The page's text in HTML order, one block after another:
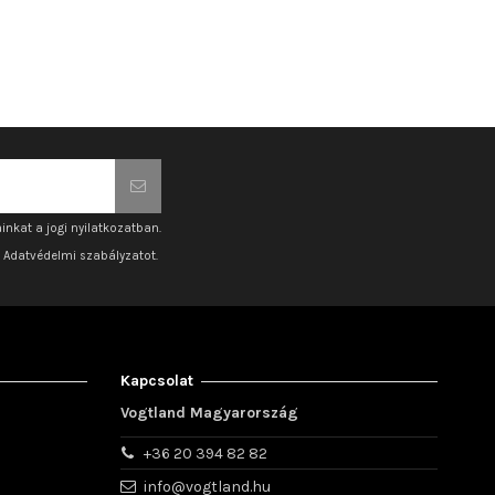
a jogi nyilatkozatban.
szabályzatot.
Kapcsolat
Vogtland Magyarország
+36 20 394 82 82
info@vogtland.hu